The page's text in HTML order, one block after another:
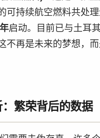
可持续航空燃料共处
启动。目前已与土耳
不再是未来的梦想，
繁荣背后的数据